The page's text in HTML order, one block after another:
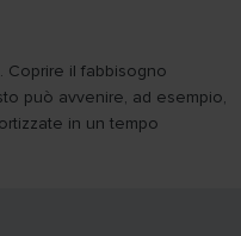
Coprire il fabbisogno
può avvenire, ad esempio,
in un tempo